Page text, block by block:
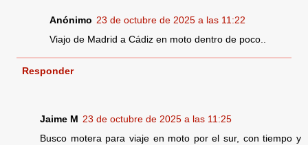
Anónimo 23 de octubre de 2025 a las 11:22
Viajo de Madrid a Cádiz en moto dentro de poco..
Responder
Jaime M 23 de octubre de 2025 a las 11:25
Busco motera para viaje en moto por el sur, con tiempo y